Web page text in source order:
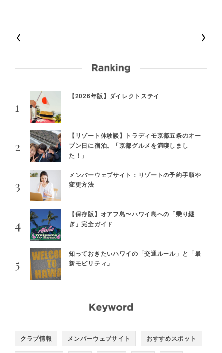
【2026年版】ダイレクトステイ
【リゾート体験談】トラディモ京都五条のオー
プン日に宿泊。「京都グルメを満喫しまし
た！」
メンバーウェブサイト：リゾートの予約手順や
変更方法
【保存版】オアフ島〜ハワイ島への「乗り継
ぎ」完全ガイド
知っておきたいハワイの「交通ルール」と「最
新モビリティ」
クラブ情報 メンバーウェブサイト おすすめスポット